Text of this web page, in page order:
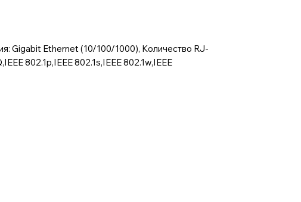
Gigabit Ethernet (10/100/1000), Количество RJ-
802.1p,IEEE 802.1s,IEEE 802.1w,IEEE